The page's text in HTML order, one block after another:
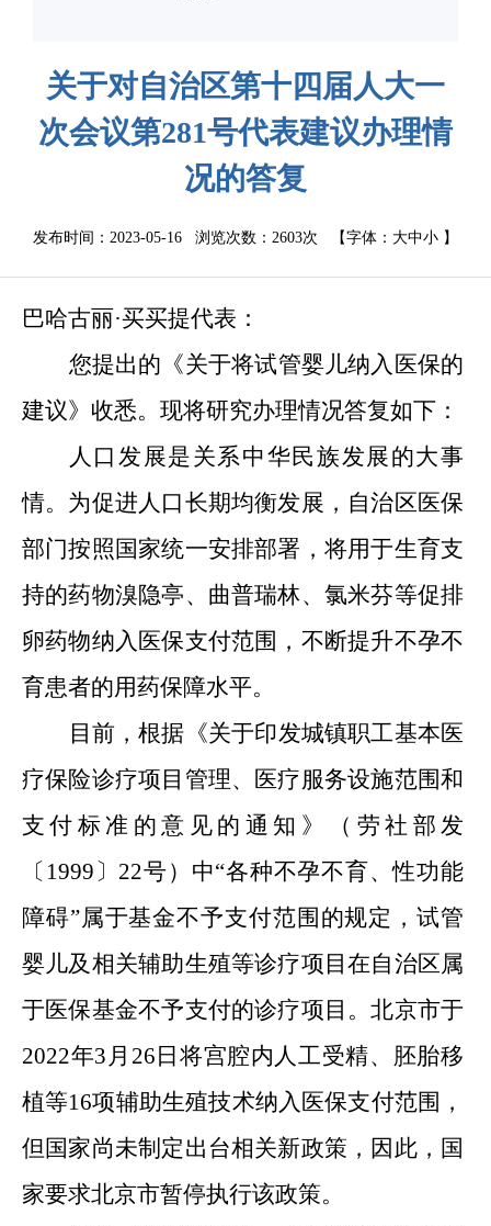
关于对自治区第十四届人大一
次会议第281号代表建议办理情
况的答复
发布时间：2023-05-16 浏览次数： 2603次 【字体： 大中小 】
巴哈古丽·买买提代表：
您提出的《关于将试管婴儿纳入医保的
建议》收悉。现将研究办理情况答复如下：
人口发展是关系中华民族发展的大事
情。为促进人口长期均衡发展，自治区医保
部门按照国家统一安排部署，将用于生育支
持的药物溴隐亭、曲普瑞林、氯米芬等促排
卵药物纳入医保支付范围，不断提升不孕不
育患者的用药保障水平。
目前，根据《关于印发城镇职工基本医
疗保险诊疗项目管理、医疗服务设施范围和
支付标准的意见的通知》（劳社部发
〔1999〕22号）中“各种不孕不育、性功能
障碍”属于基金不予支付范围的规定，试管
婴儿及相关辅助生殖等诊疗项目在自治区属
于医保基金不予支付的诊疗项目。北京市于
2022年3月26日将宫腔内人工受精、胚胎移
植等16项辅助生殖技术纳入医保支付范围，
但国家尚未制定出台相关新政策，因此，国
家要求北京市暂停执行该政策。